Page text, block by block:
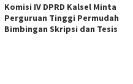
Komisi IV DPRD Kalsel Minta
Perguruan Tinggi Permudah
Bimbingan Skripsi dan Tesis